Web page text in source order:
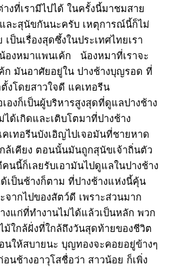
งที่เรามีไปได้ ในครั้งนี้มาชมสาย
ละสุนัขกันนะครับ เหตุการณ์นี้ก็ไม่
ป็นเรื่องสุดซึ้งในประเทศไทยเรา
องหมาแพนเค้ก น้องหมาที่เราจะ
ก มันอาศัยอยู่ใน ปางช้างบุญรอด ที่
งโดยสาวใจดี แคเทอรีน
องก็เป็นผู้บริหารสูงสุดที่ดูแลปางช้าง
ด้เกิดและเติบโตมาที่ปางช้าง
เทอรีนบังเอิญไปเจอมันที่ชายหาด
ล้เคียง ตอนนั้นมันถูกสุนัขเจ้าถิ่นตัว
นนี้ก็เลยรับเอามันไปดูแลในปางช้าง
เป็นช้างก็ตาม ที่ปางช้างแห่งนี้คุ้น
จากไปของสัตว์ดี เพราะส่วนมาก
งแก่ที่ทำงานไม่ได้แล้วเป็นหลัก พวก
ม้ใกล้ฝั่งที่ใกล้ถึงวันสุดท้ายของชีวิต
ให้สบายนะ บุญทองจะคอยอยู่ข้างๆ
นช้างอาวุโสชื่อว่า สาวน้อย ก็เพิ่ง